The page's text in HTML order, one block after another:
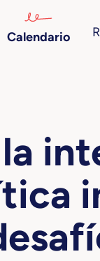
Calendario